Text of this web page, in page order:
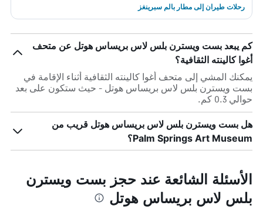
رحلات طيران إلى مطار بالم سبرينغز
كم يبعد بست ويسترن بلس لاس بريساس هوتل عن متحف
أغوا كالينته الثقافية؟
يمكنك المشي إلى متحف أغوا كالينته الثقافية أثناء الإقامة في
بست ويسترن بلس لاس بريساس هوتل - حيث ستكون على بعد
حوالي 0.3 كم.
هل بست ويسترن بلس لاس بريساس هوتل قريب من
Palm Springs Art Museum؟
الأسئلة الشائعة عند حجز بست ويسترن
بلس لاس بريساس هوتل